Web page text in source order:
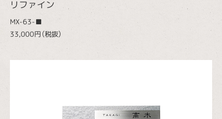
リファイン
MX-63-■
33,000円（税抜）